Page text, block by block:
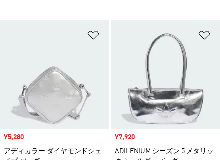
ほしいものリストに追加
セール価格
¥5,280
アディカラー ダイヤモンドシェ
セール価格
¥7,920
ADILENIUM シーズン 5 メタリッ